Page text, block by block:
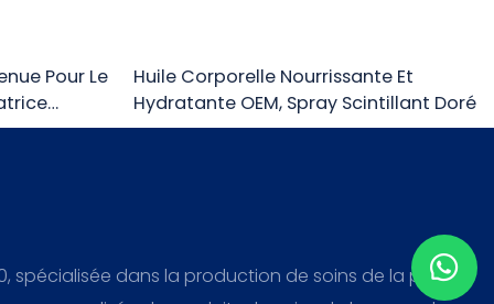
Pour Le
Huile Corporelle Nourrissante Et
Hydratante OEM, Spray Scintillant Doré
spécialisée dans la production de soins de la peau